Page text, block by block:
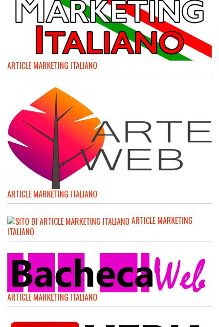
ARTICLE MARKETING ITALIANO
ARTICLE MARKETING ITALIANO
ARTICLE MARKETING
ITALIANO
ARTICLE MARKETING ITALIANO